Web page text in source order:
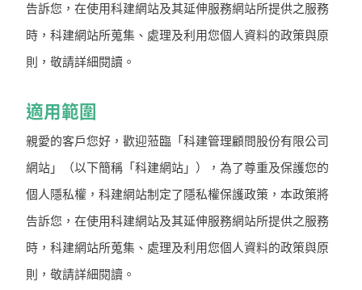
告訴您，在使用科建網站及其延伸服務網站所提供之服務
時，科建網站所蒐集、處理及利用您個人資料的政策與原
則，敬請詳細閱讀。
適用範圍
親愛的客戶您好，歡迎蒞臨「科建管理顧問股份有限公司
網站」（以下簡稱「科建網站」），為了尊重及保護您的
個人隱私權，科建網站制定了隱私權保護政策，本政策將
告訴您，在使用科建網站及其延伸服務網站所提供之服務
時，科建網站所蒐集、處理及利用您個人資料的政策與原
則，敬請詳細閱讀。